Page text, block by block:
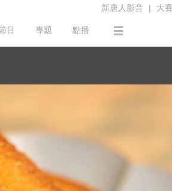
新唐人影音 | 大
目 專題 點播